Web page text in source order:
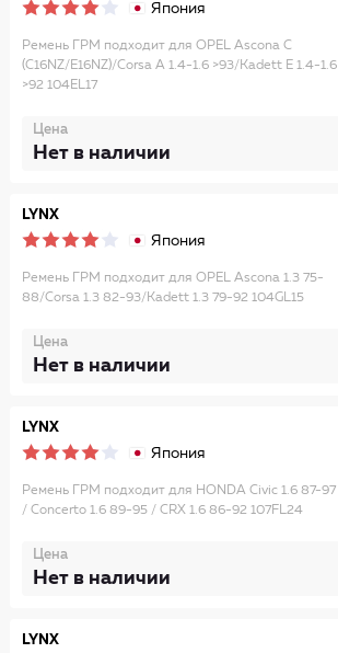
Япония
Ремень ГРМ подходит для OPEL Ascona C
(C16NZ/E16NZ)/Corsa A 1.4-1.6 >93/Kadett E 1.4-1.6
>92 104EL17
Цена
Нет в наличии
LYNX
Япония
Ремень ГРМ подходит для OPEL Ascona 1.3 75-
88/Corsa 1.3 82-93/Kadett 1.3 79-92 104GL15
Цена
Нет в наличии
LYNX
Япония
Ремень ГРМ подходит для HONDA Civic 1.6 87-97
/ Concerto 1.6 89-95 / CRX 1.6 86-92 107FL24
Цена
Нет в наличии
LYNX